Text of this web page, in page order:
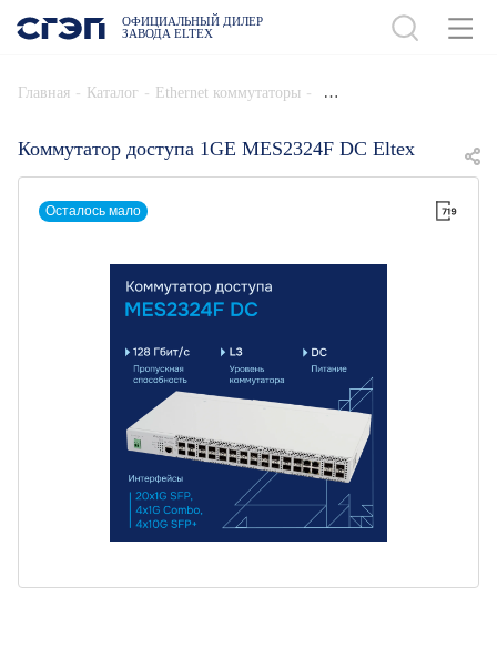
ОФИЦИАЛЬНЫЙ ДИЛЕР
ЗАВОДА ELTEX
Главная - Каталог - Ethernet коммутаторы -
Коммутатор доступа 1GE MES2324F DC Eltex
Осталось мало